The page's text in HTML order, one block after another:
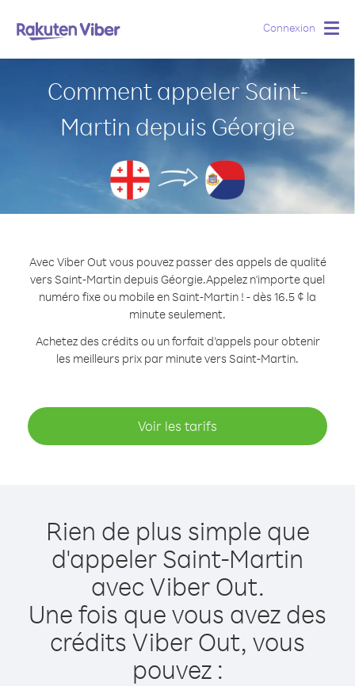
Connexion
Comment appeler Saint-
Martin depuis Géorgie
Avec Viber Out vous pouvez passer des appels de qualité
vers Saint-Martin depuis Géorgie.Appelez n'importe quel
numéro fixe ou mobile en Saint-Martin ! - dès 16.5 ¢ la
minute seulement.
Achetez des crédits ou un forfait d’appels pour obtenir
les meilleurs prix par minute vers Saint-Martin.
Voir les tarifs
Rien de plus simple que
d'appeler Saint-Martin
avec Viber Out.
Une fois que vous avez des
crédits Viber Out, vous
pouvez :